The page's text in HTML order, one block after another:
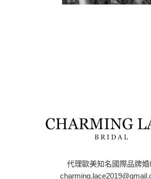
代理歐美知名國際品牌婚